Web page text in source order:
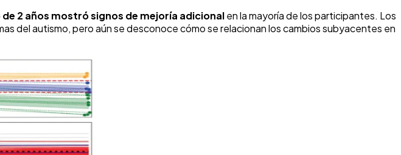
2 años mostró signos de mejoría adicionalen la mayoría de los participantes. Los
del autismo, pero aún se desconoce cómo se relacionan los cambios subyacentes en